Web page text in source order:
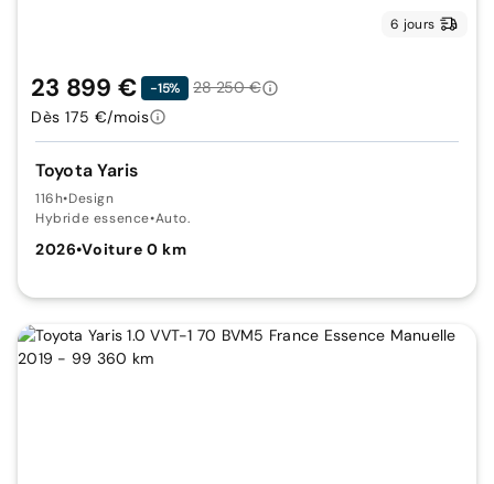
6 jours
Toyota Yaris
116h•Design
Hybride essence•Auto.
2026•Voiture 0 km
23 899 € -15%
28 250 €
Dès 175 €/mois